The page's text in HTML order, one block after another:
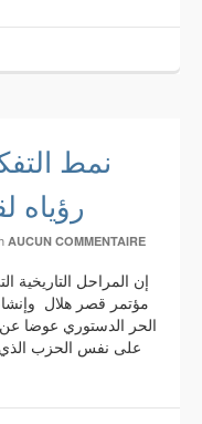
نمط
رؤياه
AUCUN COMMENTAIRE
مؤتمر قصر هلال
الحر الدستوري عوضا عن